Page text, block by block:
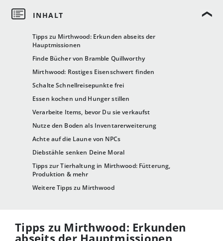
Tipps zu Mirthwood: Erkunden abseits der
Hauptmissionen
Finde Bücher von Bramble Quillworthy
Mirthwood: Rostiges Eisenschwert finden
Schalte Schnellreisepunkte frei
Essen kochen und Hunger stillen
Verarbeite Items, bevor Du sie verkaufst
Nutze den Boden als Inventarerweiterung
Achte auf die Laune von NPCs
Diebstähle senken Deine Moral
Tipps zur Tierhaltung in Mirthwood: Fütterung,
Produktion & mehr
Weitere Tipps zu Mirthwood
Tipps zu Mirthwood: Erkunden